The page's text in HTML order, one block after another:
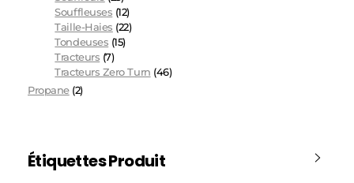
Souffleuses (12)
Taille-Haies (22)
Tondeuses (15)
Tracteurs (7)
Tracteurs Zero Turn (46)
Propane (2)
Étiquettes Produit